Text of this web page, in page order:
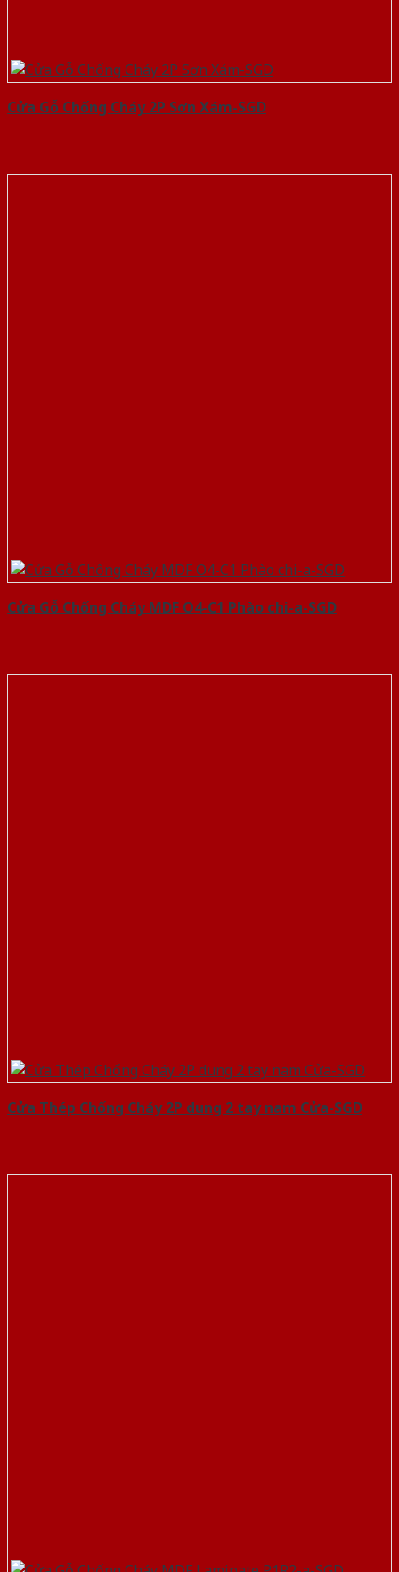
Cửa Gỗ Chống Cháy 2P Sơn Xám-SGD
Cửa Gỗ Chống Cháy MDF O4-C1 Phào chi-a-SGD
Cửa Thép Chống Cháy 2P dung 2 tay nam Cửa-SGD